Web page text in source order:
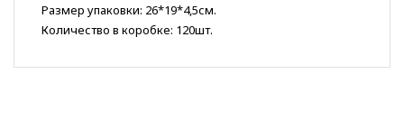
Размер упаковки: 26*19*4,5см.
Количество в коробке: 120шт.